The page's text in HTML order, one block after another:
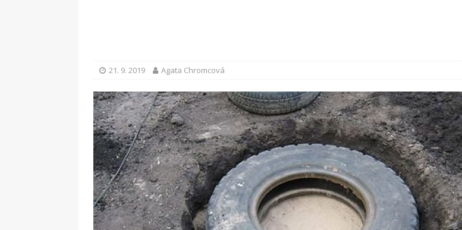
21. 9. 2019 Agata Chromcová